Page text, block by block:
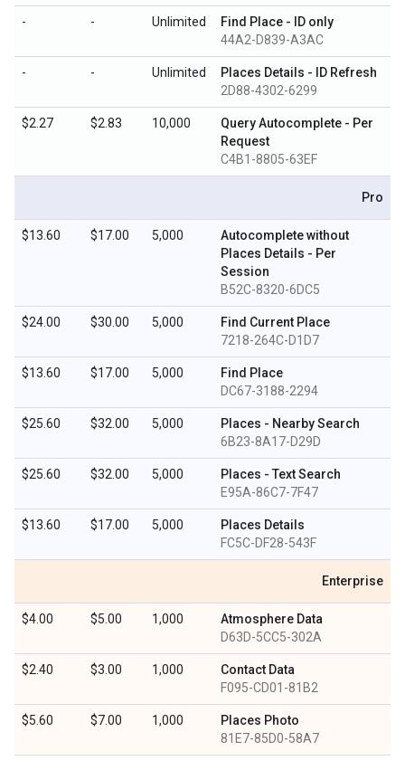
Find Place - ID only
44A2-D839-A3AC
Unlimited
-
-
Places Details - ID Refresh
2D88-4302-6299
Unlimited
-
-
Query Autocomplete - Per
Request
C4B1-8805-63EF
10,000
$2.83
$2.27
Pro
Autocomplete without
Places Details - Per
Session
B52C-8320-6DC5
5,000
$17.00
$13.60
Find Current Place
7218-264C-D1D7
5,000
$30.00
$24.00
Find Place
DC67-3188-2294
5,000
$17.00
$13.60
Places - Nearby Search
6B23-8A17-D29D
5,000
$32.00
$25.60
Places - Text Search
E95A-86C7-7F47
5,000
$32.00
$25.60
Places Details
FC5C-DF28-543F
5,000
$17.00
$13.60
Enterprise
Atmosphere Data
D63D-5CC5-302A
1,000
$5.00
$4.00
Contact Data
F095-CD01-81B2
1,000
$3.00
$2.40
Places Photo
81E7-85D0-58A7
1,000
$7.00
$5.60